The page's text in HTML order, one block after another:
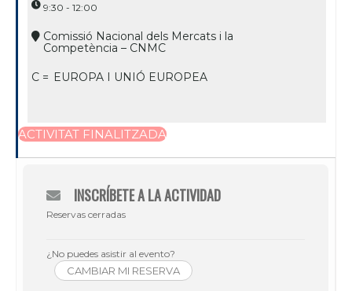
9:30 - 12:00
Comissió Nacional dels Mercats i la
Competència – CNMC
C = EUROPA I UNIÓ EUROPEA
ACTIVITAT FINALITZADA
INSCRÍBETE A LA ACTIVIDAD
Reservas cerradas
¿No puedes asistir al evento?
CAMBIAR MI RESERVA